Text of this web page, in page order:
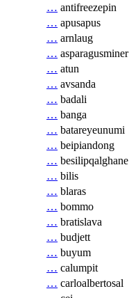
… antifreezepin
… apusapus
… arnlaug
… asparagusminer
… atun
… avsanda
… badali
… banga
… batareyeunumi
… beipiandong
… besilipqalghane
… bilis
… blaras
… bommo
… bratislava
… budjett
… buyum
… calumpit
… carloalbertosal